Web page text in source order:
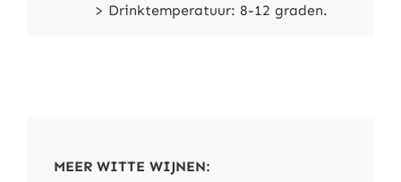
> Drinktemperatuur: 8-12 graden.
MEER WITTE WIJNEN: